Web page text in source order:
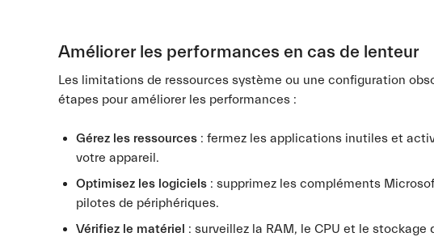
Améliorer les performances en cas de lenteur
Les limitations de ressources système ou une configuration
étapes pour améliorer les performances :
Gérez les ressources : fermez les applications inutiles et
votre appareil.
Optimisez les logiciels : supprimez les compléments
pilotes de périphériques.
Vérifiez le matériel : surveillez la RAM, le CPU et le